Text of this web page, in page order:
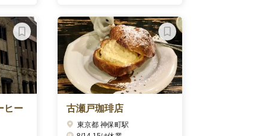
ヒー
古瀬戸珈琲店
東京都 神保町駅